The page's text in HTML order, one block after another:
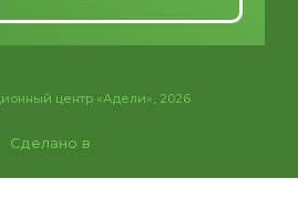
центр «Адели», 2026
Сделано в